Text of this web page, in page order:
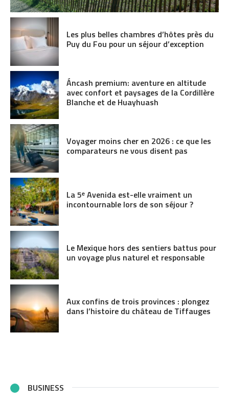
Les plus belles chambres d’hôtes près du
Puy du Fou pour un séjour d’exception
Áncash premium: aventure en altitude
avec confort et paysages de la Cordillère
Blanche et de Huayhuash
Voyager moins cher en 2026 : ce que les
comparateurs ne vous disent pas
La 5ᵉ Avenida est-elle vraiment un
incontournable lors de son séjour ?
Le Mexique hors des sentiers battus pour
un voyage plus naturel et responsable
Aux confins de trois provinces : plongez
dans l’histoire du château de Tiffauges
BUSINESS